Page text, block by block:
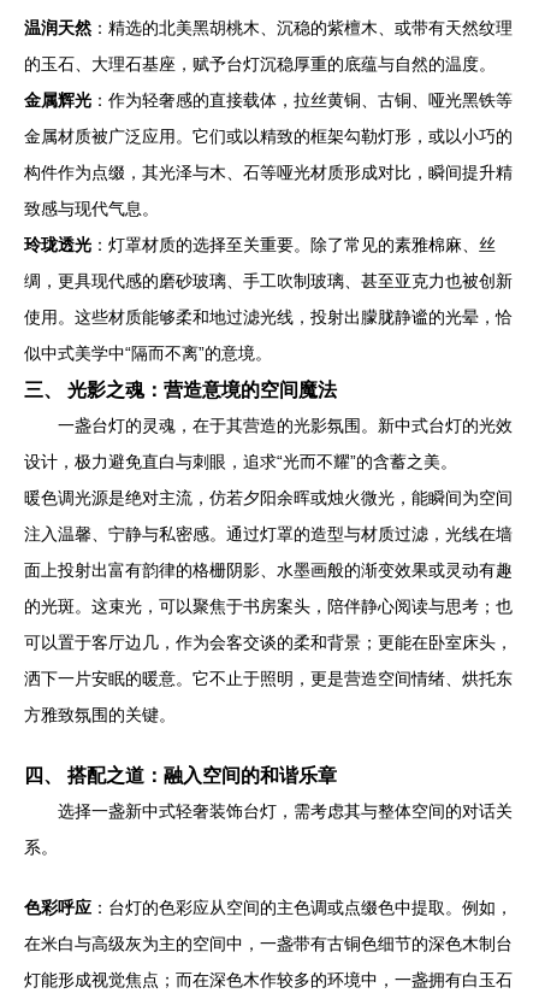
温润天然 ：精选的北美黑胡桃木、沉稳的紫檀木、或带有天然纹理
的玉石、大理石基座，赋予台灯沉稳厚重的底蕴与自然的温度。
金属辉光 ：作为轻奢感的直接载体，拉丝黄铜、古铜、哑光黑铁等
金属材质被广泛应用。它们或以精致的框架勾勒灯形，或以小巧的
构件作为点缀，其光泽与木、石等哑光材质形成对比，瞬间提升精
致感与现代气息。
玲珑透光 ：灯罩材质的选择至关重要。除了常见的素雅棉麻、丝
绸，更具现代感的磨砂玻璃、手工吹制玻璃、甚至亚克力也被创新
使用。这些材质能够柔和地过滤光线，投射出朦胧静谧的光晕，恰
似中式美学中“隔而不离”的意境。
三、 光影之魂：营造意境的空间魔法
一盏台灯的灵魂，在于其营造的光影氛围。新中式台灯的光效
设计，极力避免直白与刺眼，追求“光而不耀”的含蓄之美。
暖色调光源是绝对主流，仿若夕阳余晖或烛火微光，能瞬间为空间
注入温馨、宁静与私密感。通过灯罩的造型与材质过滤，光线在墙
面上投射出富有韵律的格栅阴影、水墨画般的渐变效果或灵动有趣
的光斑。这束光，可以聚焦于书房案头，陪伴静心阅读与思考；也
可以置于客厅边几，作为会客交谈的柔和背景；更能在卧室床头，
洒下一片安眠的暖意。它不止于照明，更是营造空间情绪、烘托东
方雅致氛围的关键。
四、 搭配之道：融入空间的和谐乐章
选择一盏新中式轻奢装饰台灯，需考虑其与整体空间的对话关
系。
色彩呼应 ：台灯的色彩应从空间的主色调或点缀色中提取。例如，
在米白与高级灰为主的空间中，一盏带有古铜色细节的深色木制台
灯能形成视觉焦点；而在深色木作较多的环境中，一盏拥有白玉石